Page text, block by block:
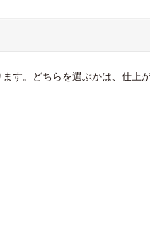
す。どちらを選ぶかは、仕上